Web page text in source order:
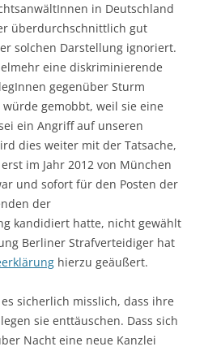
in Deutschland
überdurchschnittlich gut
solchen Darstellung ignoriert.
eine diskriminierende
gegenüber Sturm
gemobbt, weil sie eine
ein Angriff auf unseren
dies weiter mit der Tatsache,
im Jahr 2012 von München
und sofort für den Posten der
der
kandidiert hatte, nicht gewählt
Berliner Strafverteidiger hat
hierzu geäußert.
sicherlich misslich, dass ihre
sie enttäuschen. Dass sich
Nacht eine neue Kanzlei